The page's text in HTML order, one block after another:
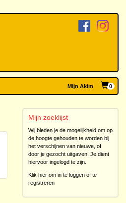
Mijn Akim 0
Mijn zoeklijst
Wij bieden je de mogelijkheid om op
de hoogte gehouden te worden bij
het verschijnen van nieuwe, of
door je gezocht uitgaven. Je dient
hiervoor ingelogd te zijn.
Klik hier om in te loggen of te
registreren